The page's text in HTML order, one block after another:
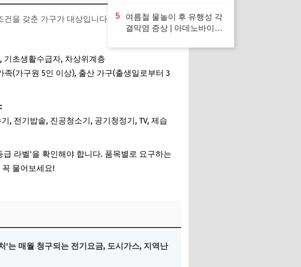
을 갖춘 가구가 대상입니다.
기초생활수급자, 차상위계층
족(가구원 5인 이상), 출산 가구(출생일로부터 3
, 전기밥솥, 진공청소기, 공기청정기, TV, 제습
라벨'을 확인해야 합니다. 품목별로 요구하는
물어보세요!
'는 매월 청구되는 전기요금, 도시가스, 지역난
급처치 수칙
5
여름철 물놀이 후 유행성 각
결막염 증상 | 아데노바이러
눈 충혈 응급처치 수칙